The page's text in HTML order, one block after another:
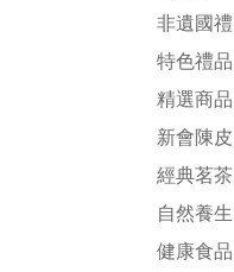
非遺國禮
特色禮品
精選商品
新會陳皮
經典茗茶
自然養生
健康食品